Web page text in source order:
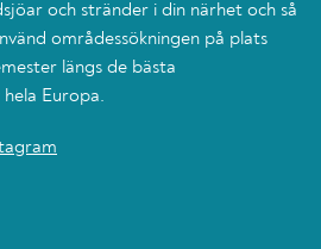
och stränder i din närhet och så
områdessökningen på plats
längs de bästa
Europa.